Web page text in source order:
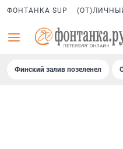
ФОНТАНКА SUP
Финский залив позеленел